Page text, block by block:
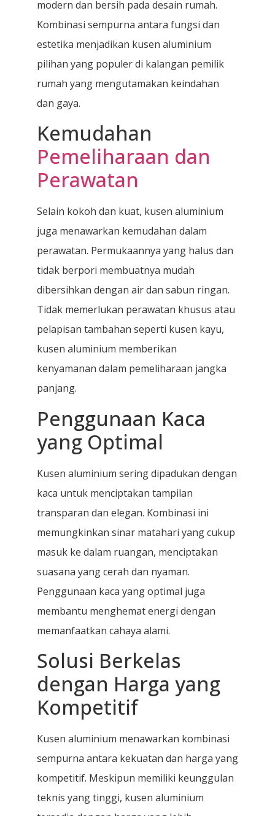
modern dan bersih pada desain rumah.
Kombinasi sempurna antara fungsi dan
estetika menjadikan kusen aluminium
pilihan yang populer di kalangan pemilik
rumah yang mengutamakan keindahan
dan gaya.
Kemudahan
Pemeliharaan dan
Perawatan
Selain kokoh dan kuat, kusen aluminium
juga menawarkan kemudahan dalam
perawatan. Permukaannya yang halus dan
tidak berpori membuatnya mudah
dibersihkan dengan air dan sabun ringan.
Tidak memerlukan perawatan khusus atau
pelapisan tambahan seperti kusen kayu,
kusen aluminium memberikan
kenyamanan dalam pemeliharaan jangka
panjang.
Penggunaan Kaca
yang Optimal
Kusen aluminium sering dipadukan dengan
kaca untuk menciptakan tampilan
transparan dan elegan. Kombinasi ini
memungkinkan sinar matahari yang cukup
masuk ke dalam ruangan, menciptakan
suasana yang cerah dan nyaman.
Penggunaan kaca yang optimal juga
membantu menghemat energi dengan
memanfaatkan cahaya alami.
Solusi Berkelas
dengan Harga yang
Kompetitif
Kusen aluminium menawarkan kombinasi
sempurna antara kekuatan dan harga yang
kompetitif. Meskipun memiliki keunggulan
teknis yang tinggi, kusen aluminium